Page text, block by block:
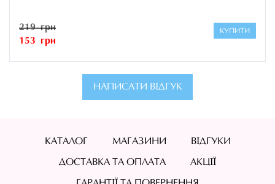
219 грн
153 грн
КУПИТИ
НАПИСАТИ ВІДГУК
КАТАЛОГ МАГАЗИНИ ВІДГУКИ
ДОСТАВКА ТА ОПЛАТА АКЦІЇ